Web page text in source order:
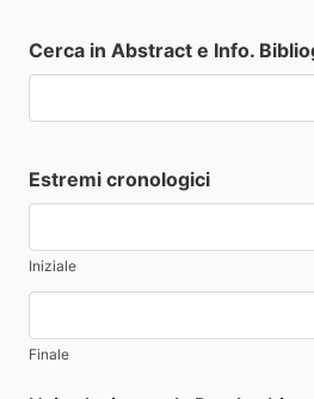
Cerca in Abstract e Info.
Estremi cronologici
Iniziale
Finale